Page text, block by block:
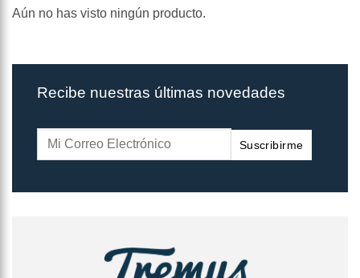
Aún no has visto ningún producto.
Recibe nuestras últimas novedades
Suscribirme